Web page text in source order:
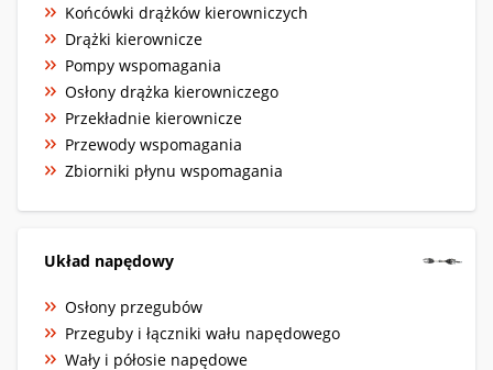
Końcówki drążków kierowniczych
Drążki kierownicze
Pompy wspomagania
Osłony drążka kierowniczego
Przekładnie kierownicze
Przewody wspomagania
Zbiorniki płynu wspomagania
Układ napędowy
Osłony przegubów
Przeguby i łączniki wału napędowego
Wały i półosie napędowe